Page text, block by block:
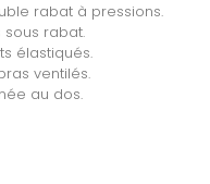
rabat à pressions.
rabat.
élastiqués.
ventilés.
au dos.